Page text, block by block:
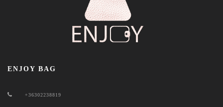
ENJOY BAG
+36302238819